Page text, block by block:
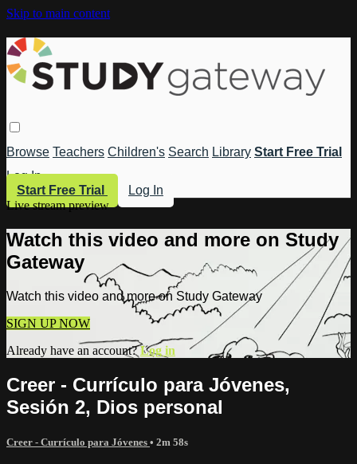
Skip to main content
Browse Teachers Children's Search Library Start Free Trial
Log In
Start Free Trial
Log In
Live stream preview
Watch this video and more on Study
Gateway
Watch this video and more on Study Gateway
SIGN UP NOW
Already have an account?Log in
Creer - Currículo para Jóvenes,
Sesión 2, Dios personal
Creer - Currículo para Jóvenes • 2m 58s